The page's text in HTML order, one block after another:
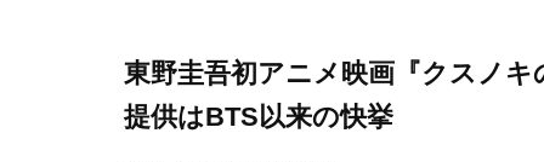
東野圭吾初アニメ映画『クスノ
提供はBTS以来の快挙